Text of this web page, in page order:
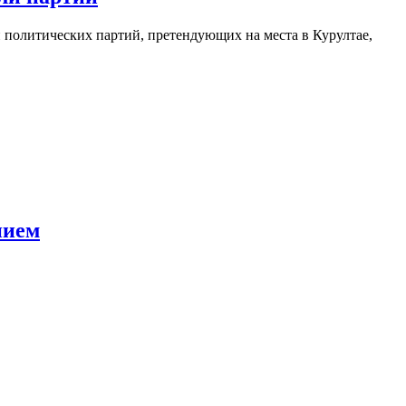
партий, претендующих на места в Курултае,